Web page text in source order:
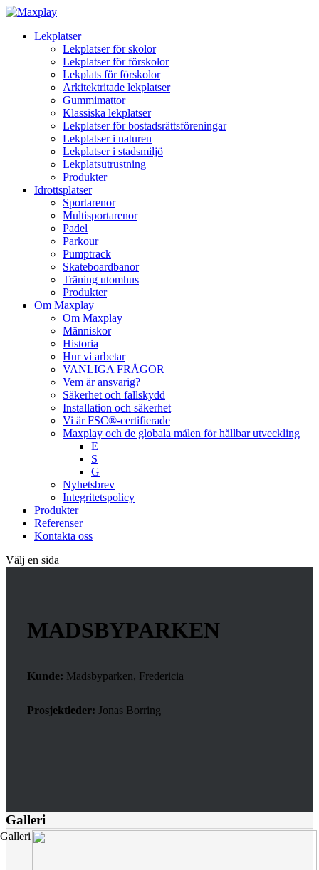
Lekplatser
Lekplatser för skolor
Lekplatser för förskolor
Lekplats för förskolor
Arkitektritade lekplatser
Gummimattor
Klassiska lekplatser
Lekplatser för bostadsrättsföreningar
Lekplatser i naturen
Lekplatser i stadsmiljö
Lekplatsutrustning
Produkter
Idrottsplatser
Sportarenor
Multisportarenor
Padel
Parkour
Pumptrack
Skateboardbanor
Träning utomhus
Produkter
Om Maxplay
Om Maxplay
Människor
Historia
Hur vi arbetar
VANLIGA FRÅGOR
Vem är ansvarig?
Säkerhet och fallskydd
Installation och säkerhet
Vi är FSC®-certifierade
Maxplay och de globala målen för hållbar utveckling
E
S
G
Nyhetsbrev
Integritetspolicy
Produkter
Referenser
Kontakta oss
Välj en sida
MADSBYPARKEN
Kunde: Madsbyparken, Fredericia
Prosjektleder: Jonas Borring
Galleri
Galleri